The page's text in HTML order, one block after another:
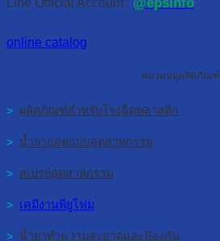
online catalog
หมวดหมู่ผลิตภัณฑ์
> ผลิตภัณฑ์สำหรับโรงฉีดพลาสติก
> น้ำยาถอดแบบอุตสาหกรรม
> สเปรย์อุตสาหกรรม
> เคมีงานพียูโฟม
> น้ำยาทำความสะอาดและป้องกัน